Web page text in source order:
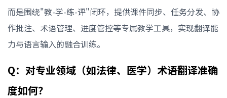
而是围绕"教-学-练-评"闭环，提供课件同步、任务分发、协
作批注、术语管理、进度管控等专属教学工具，实现翻译能
力与语言输入的融合训练。
Q：对专业领域（如法律、医学）术语翻译准确
度如何？